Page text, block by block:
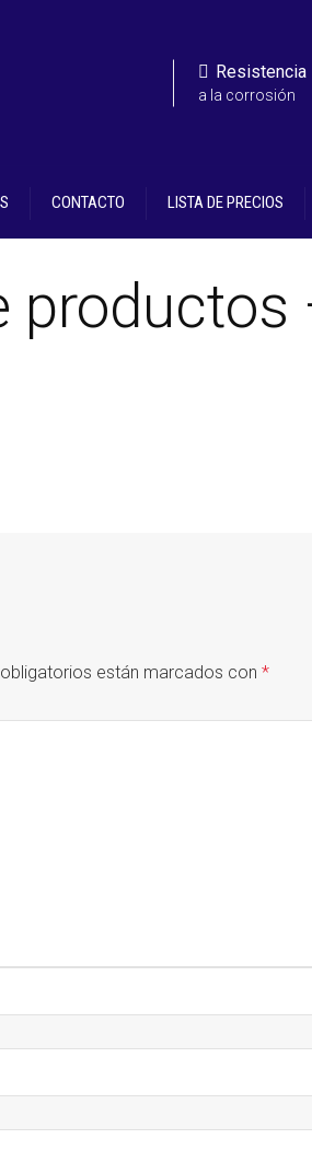
Resistencia
a la corrosión
CONTACTO LISTA DE PRECIOS
productos
están marcados con *